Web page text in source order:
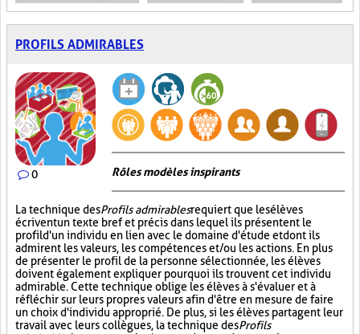
PROFILS ADMIRABLES
0 Rôles modèles inspirants
La technique desProfils admirablesrequiert que les élèves
écrivent un texte bref et précis dans lequel ils présentent le
profil d'un individu en lien avec le domaine d'étude et dont ils
admirent les valeurs, les compétences et/ou les actions. En plus
de présenter le profil de la personne sélectionnée, les élèves
doivent également expliquer pourquoi ils trouvent cet individu
admirable. Cette technique oblige les élèves à s'évaluer et à
réfléchir sur leurs propres valeurs afin d'être en mesure de faire
un choix d'individu approprié. De plus, si les élèves partagent leur
travail avec leurs collègues, la technique desProfils